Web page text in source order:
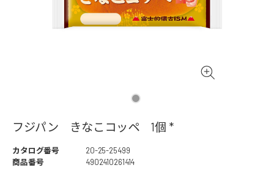
フジパン きなこコッペ 1個 *
カタログ番号
20-25-25499
商品番号
4902410261414